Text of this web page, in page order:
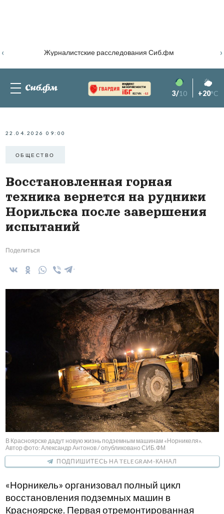
Журналистские расследования Сиб.фм
‹ ›
82.76% -1.2 3/10 +20°C
22.04.2026 09:00
ОБЩЕСТВО
Восстановленная горная
техника вернется на рудники
Норильска после завершения
испытаний
Поделиться
В Красноярске дадут новую жизнь подземным машинам «Норникеля».
Автор фото: Александр Антонов / опубликовано СИБ.ФМ
ПОДПИШИТЕСЬ НА TELEGRAM-КАНАЛ
«Норникель» организовал полный цикл
восстановления подземных машин в
Красноярске. Первая отремонтированная